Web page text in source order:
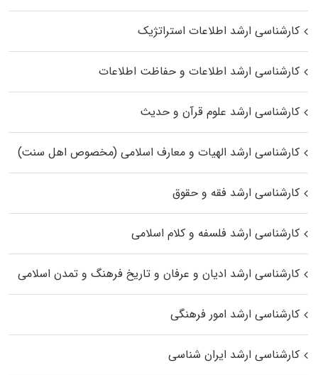
کارشناسی ارشد اطلاعات استراتژیک
کارشناسی ارشد اطلاعات و حفاظت اطلاعات
کارشناسی ارشد علوم قرآن و حدیث
کارشناسی ارشد الهیات و معارف اسلامی (مخصوص اهل سنت)
کارشناسی ارشد فقه و حقوق
کارشناسی ارشد فلسفه و کلام اسلامی
کارشناسی ارشد ادیان و عرفان و تاریخ فرهنگ و تمدن اسلامی
کارشناسی ارشد امور فرهنگی
کارشناسی ارشد ایران شناسی